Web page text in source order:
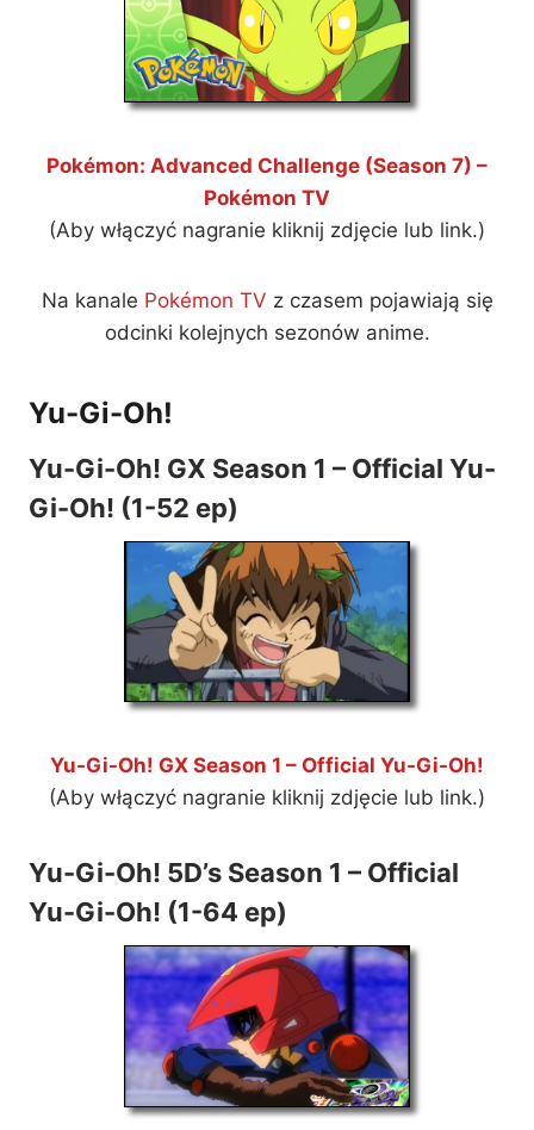
Pokémon: Advanced Challenge (Season 7) –
Pokémon TV
(Aby włączyć nagranie kliknij zdjęcie lub link.)
Na kanale Pokémon TV z czasem pojawiają się
odcinki kolejnych sezonów anime.
Yu-Gi-Oh!
Yu-Gi-Oh! GX Season 1 – Official Yu-
Gi-Oh! (1-52 ep)
Yu-Gi-Oh! GX Season 1 – Official Yu-Gi-Oh!
(Aby włączyć nagranie kliknij zdjęcie lub link.)
Yu-Gi-Oh! 5D’s Season 1 – Official
Yu-Gi-Oh! (1-64 ep)